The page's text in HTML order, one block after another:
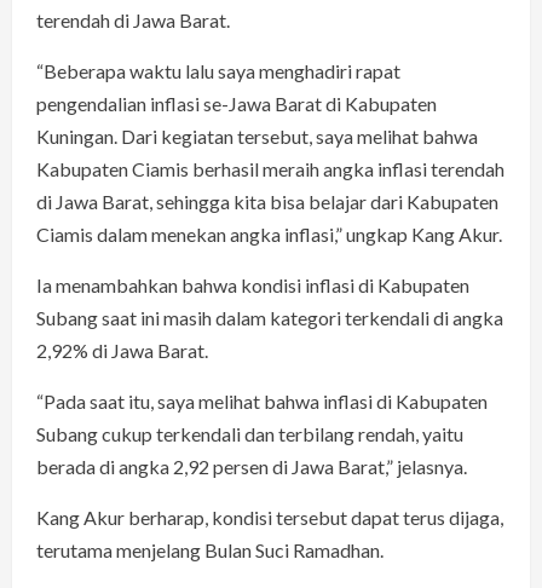
terendah di Jawa Barat.
“Beberapa waktu lalu saya menghadiri rapat
pengendalian inflasi se-Jawa Barat di Kabupaten
Kuningan. Dari kegiatan tersebut, saya melihat bahwa
Kabupaten Ciamis berhasil meraih angka inflasi terendah
di Jawa Barat, sehingga kita bisa belajar dari Kabupaten
Ciamis dalam menekan angka inflasi,” ungkap Kang Akur.
Ia menambahkan bahwa kondisi inflasi di Kabupaten
Subang saat ini masih dalam kategori terkendali di angka
2,92% di Jawa Barat.
“Pada saat itu, saya melihat bahwa inflasi di Kabupaten
Subang cukup terkendali dan terbilang rendah, yaitu
berada di angka 2,92 persen di Jawa Barat,” jelasnya.
Kang Akur berharap, kondisi tersebut dapat terus dijaga,
terutama menjelang Bulan Suci Ramadhan.